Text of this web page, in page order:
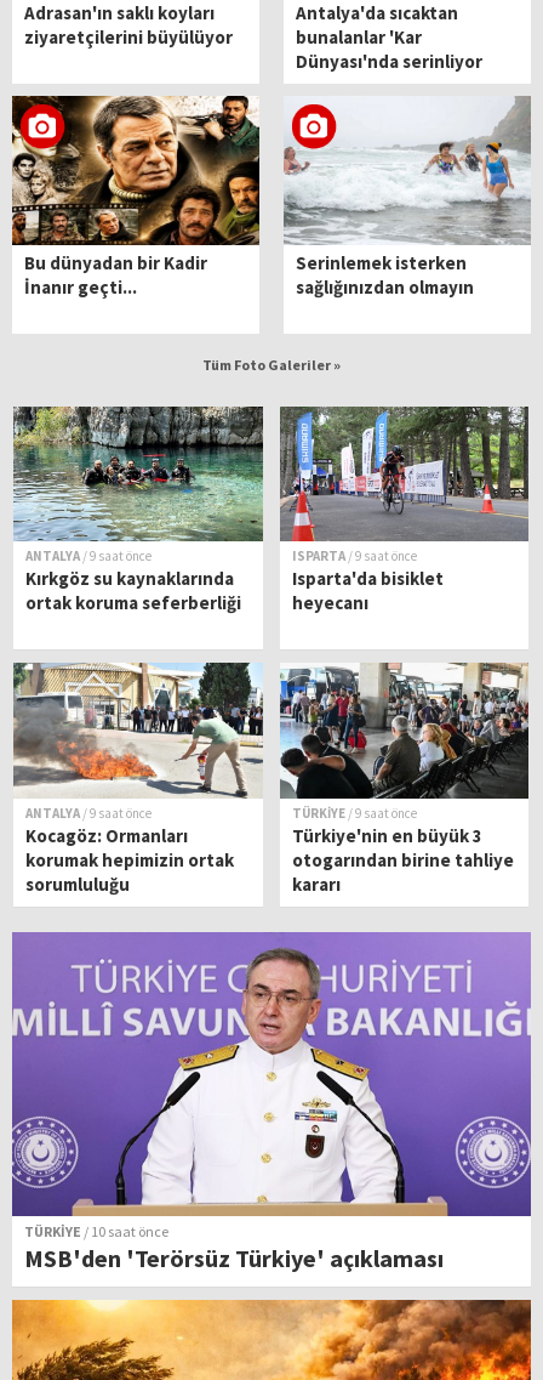
Adrasan'ın saklı koyları
ziyaretçilerini büyülüyor
Antalya'da sıcaktan
bunalanlar 'Kar
Dünyası'nda serinliyor
Bu dünyadan bir Kadir
İnanır geçti...
Serinlemek isterken
sağlığınızdan olmayın
Tüm Foto Galeriler »
ANTALYA / 9 saat önce
Kırkgöz su kaynaklarında
ortak koruma seferberliği
ISPARTA / 9 saat önce
Isparta'da bisiklet
heyecanı
ANTALYA / 9 saat önce
Kocagöz: Ormanları
korumak hepimizin ortak
sorumluluğu
TÜRKİYE / 9 saat önce
Türkiye'nin en büyük 3
otogarından birine tahliye
kararı
TÜRKİYE / 10 saat önce
MSB'den 'Terörsüz Türkiye' açıklaması